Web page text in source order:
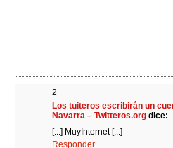
2
Los tuiteros escribirán un
Navarra – Twitteros.org dice:
[...] MuyInternet [...]
Responder